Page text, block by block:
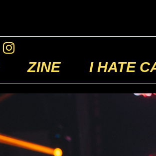
ZINE I HATE